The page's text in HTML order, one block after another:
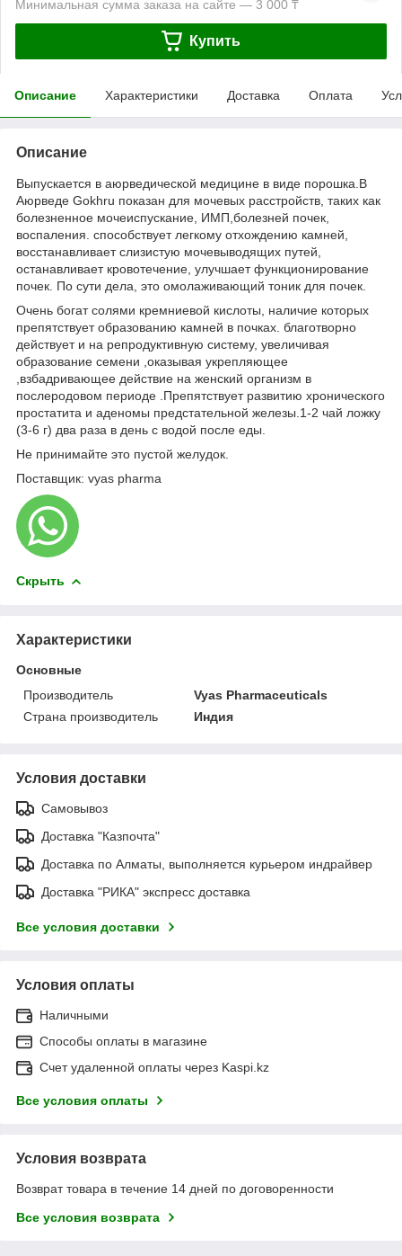
Минимальная сумма заказа на сайте — 3 000 ₸
Купить
Описание Характеристики Доставка Оплата
Описание
Выпускается в аюрведической медицине в виде порошка.В
Аюрведе Gokhru показан для мочевых расстройств, таких как
болезненное мочеиспускание, ИМП,болезней почек,
воспаления. способствует легкому отхождению камней,
восстанавливает слизистую мочевыводящих путей,
останавливает кровотечение, улучшает функционирование
почек. По сути дела, это омолаживающий тоник для почек.
Очень богат солями кремниевой кислоты, наличие которых
препятствует образованию камней в почках. благотворно
действует и на репродуктивную систему, увеличивая
образование семени ,оказывая укрепляющее
,взбадривающее действие на женский организм в
послеродовом периоде .Препятствует развитию хронического
простатита и аденомы предстательной железы.1-2 чай ложку
(3-6 г) два раза в день с водой после еды.
Не принимайте это пустой желудок.
Поставщик: vyas pharma
Скрыть
Характеристики
Основные
Производитель
Vyas Pharmaceuticals
Страна производитель
Индия
Условия доставки
Самовывоз
Доставка "Казпочта"
Доставка по Алматы, выполняется курьером индрайвер
Доставка "РИКА" экспресс доставка
Все условия доставки
Условия оплаты
Наличными
Способы оплаты в магазине
Счет удаленной оплаты через Kaspi.kz
Все условия оплаты
Условия возврата
Возврат товара в течение 14 дней по договоренности
Все условия возврата